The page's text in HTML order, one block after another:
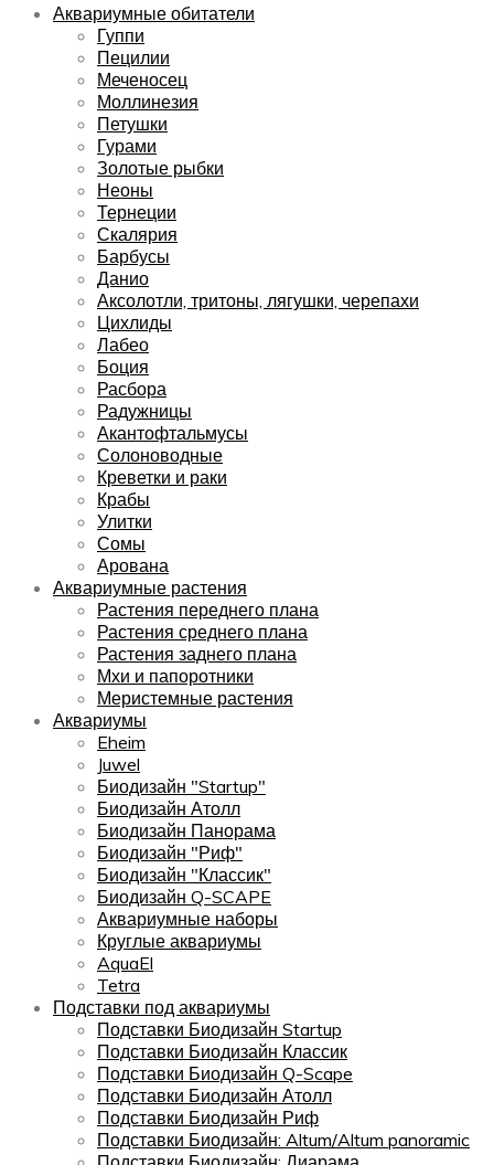
Аквариумные обитатели
Гуппи
Пецилии
Меченосец
Моллинезия
Петушки
Гурами
Золотые рыбки
Неоны
Тернеции
Скалярия
Барбусы
Данио
Аксолотли, тритоны, лягушки, черепахи
Цихлиды
Лабео
Боция
Расбора
Радужницы
Акантофтальмусы
Солоноводные
Креветки и раки
Крабы
Улитки
Сомы
Арована
Аквариумные растения
Растения переднего плана
Растения среднего плана
Растения заднего плана
Мхи и папоротники
Меристемные растения
Аквариумы
Eheim
Juwel
Биодизайн "Startup"
Биодизайн Атолл
Биодизайн Панорама
Биодизайн "Риф"
Биодизайн "Классик"
Биодизайн Q-SCAPE
Аквариумные наборы
Круглые аквариумы
AquaEl
Tetra
Подставки под аквариумы
Подставки Биодизайн Startup
Подставки Биодизайн Классик
Подставки Биодизайн Q-Scape
Подставки Биодизайн Атолл
Подставки Биодизайн Риф
Подставки Биодизайн: Altum/Altum panoramic